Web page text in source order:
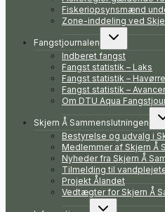
Fiskeriopsynsmænd
Zone-inddeling ved
Fangstjournalen
Skift
Indberet fangst
Fangst statistik – Laks
Fangst statistik –
Fangst statistik –
Om DTU Aqua
Skjern Å Sammenslutningen
Bestyrelse og udvalg i
Medlemmer af Skjern Å
Nyheder fra Skjern Å
Tilmelding til
Projekt Ålandet
Vedtægter for Skjern Å
Skift